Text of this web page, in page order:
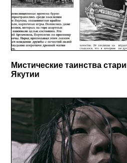
Мистические таинства
Якутии